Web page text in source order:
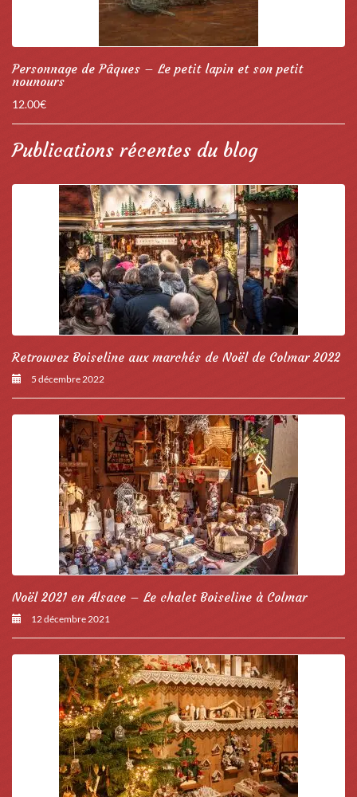
Personnage de Pâques – Le petit lapin et son petit
nounours
12.00€
Publications récentes du blog
Retrouvez Boiseline aux marchés de Noël de Colmar 2022
5 décembre 2022
Noël 2021 en Alsace – Le chalet Boiseline à Colmar
12 décembre 2021